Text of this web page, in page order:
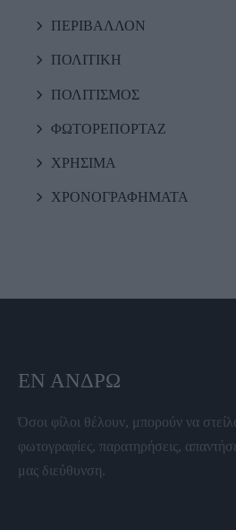
ΠΕΡΙΒΑΛΛΟΝ
ΠΟΛΙΤΙΚΗ
ΠΟΛΙΤΙΣΜΟΣ
ΦΩΤΟΡΕΠΟΡΤΑΖ
ΧΡΗΣΙΜΑ
ΧΡΟΝΟΓΡΑΦΗΜΑΤΑ
ΕΝ ΆΝΔΡΩ
Όσοι φίλοι θέλουν, μπορούν να
φωτογραφίες, παρατηρήσεις,
μας διεύθυνση.